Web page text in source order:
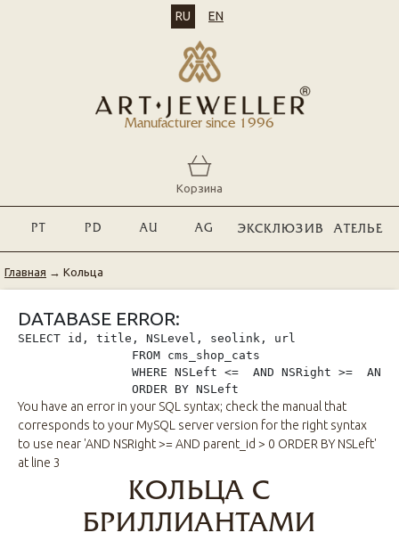
Manufacturer since 1996
RU EN
Корзина
PT PD AU AG ЭКСКЛЮЗИВ АТЕЛЬЕ
Главная → Кольца
DATABASE ERROR:
SELECT id, title, NSLevel, seolink, url
                FROM cms_shop_cats
WHERE NSLeft <=  AND NSRight >=  AND
                ORDER BY NSLeft
You have an error in your SQL syntax; check the manual that
corresponds to your MySQL server version for the right syntax
to use near 'AND NSRight >= AND parent_id > 0 ORDER BY NSLeft'
at line 3
КОЛЬЦА С
БРИЛЛИАНТАМИ